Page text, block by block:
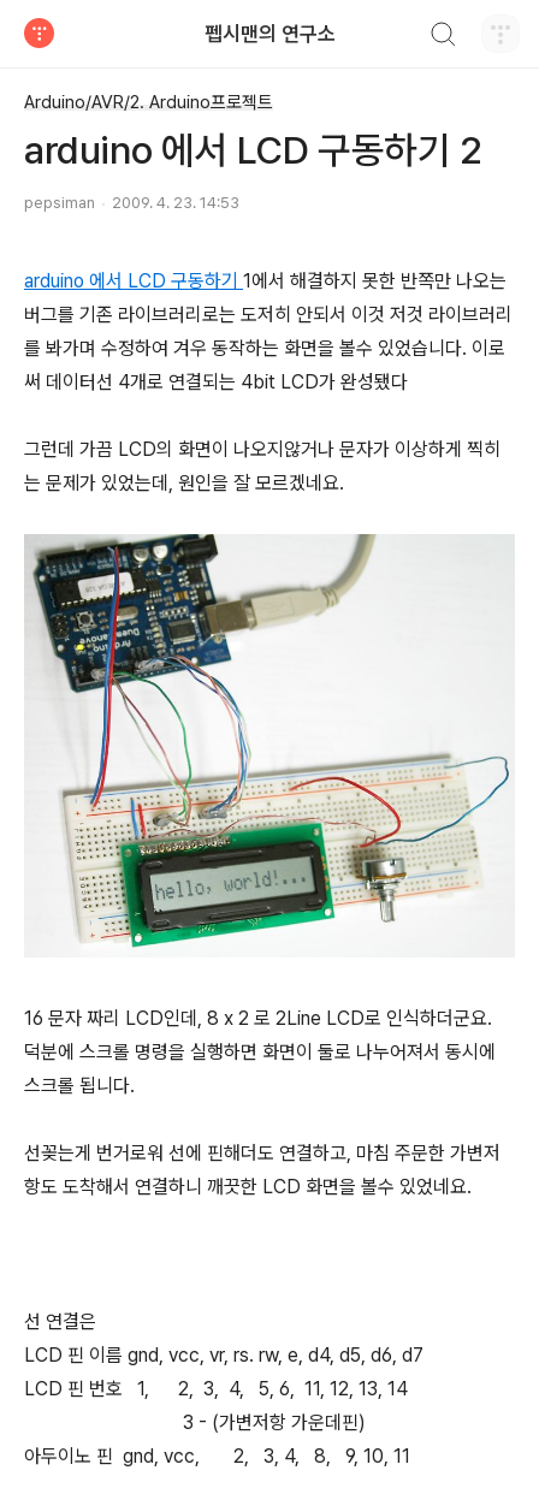
펩시맨의 연구소
Arduino/AVR/2. Arduino프로젝트
arduino 에서 LCD 구동하기 2
pepsiman 2009. 4. 23. 14:53
arduino 에서 LCD 구동하기 1에서 해결하지 못한 반쪽만 나오는
버그를 기존 라이브러리로는 도저히 안되서 이것 저것 라이브러리
를 봐가며 수정하여 겨우 동작하는 화면을 볼수 있었습니다. 이로
써 데이터선 4개로 연결되는 4bit LCD가 완성됐다
그런데 가끔 LCD의 화면이 나오지않거나 문자가 이상하게 찍히
는 문제가 있었는데, 원인을 잘 모르겠네요.
16 문자 짜리 LCD인데, 8 x 2 로 2Line LCD로 인식하더군요.
덕분에 스크롤 명령을 실행하면 화면이 둘로 나누어져서 동시에
스크롤 됩니다.
선꽂는게 번거로워 선에 핀해더도 연결하고, 마침 주문한 가변저
항도 도착해서 연결하니 깨끗한 LCD 화면을 볼수 있었네요.
선 연결은
LCD 핀 이름 gnd, vcc, vr, rs. rw, e, d4, d5, d6, d7
LCD 핀 번호 1, 2, 3, 4, 5, 6, 11, 12, 13, 14
3 - (가변저항 가운데핀)
아두이노 핀 gnd, vcc, 2, 3, 4, 8, 9, 10, 11